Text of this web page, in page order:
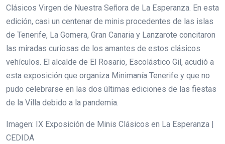
Clásicos Virgen de Nuestra Señora de La Esperanza. En esta
edición, casi un centenar de minis procedentes de las islas
de Tenerife, La Gomera, Gran Canaria y Lanzarote concitaron
las miradas curiosas de los amantes de estos clásicos
vehículos. El alcalde de El Rosario, Escolástico Gil, acudió a
esta exposición que organiza Minimanía Tenerife y que no
pudo celebrarse en las dos últimas ediciones de las fiestas
de la Villa debido a la pandemia.
Imagen: IX Exposición de Minis Clásicos en La Esperanza |
CEDIDA